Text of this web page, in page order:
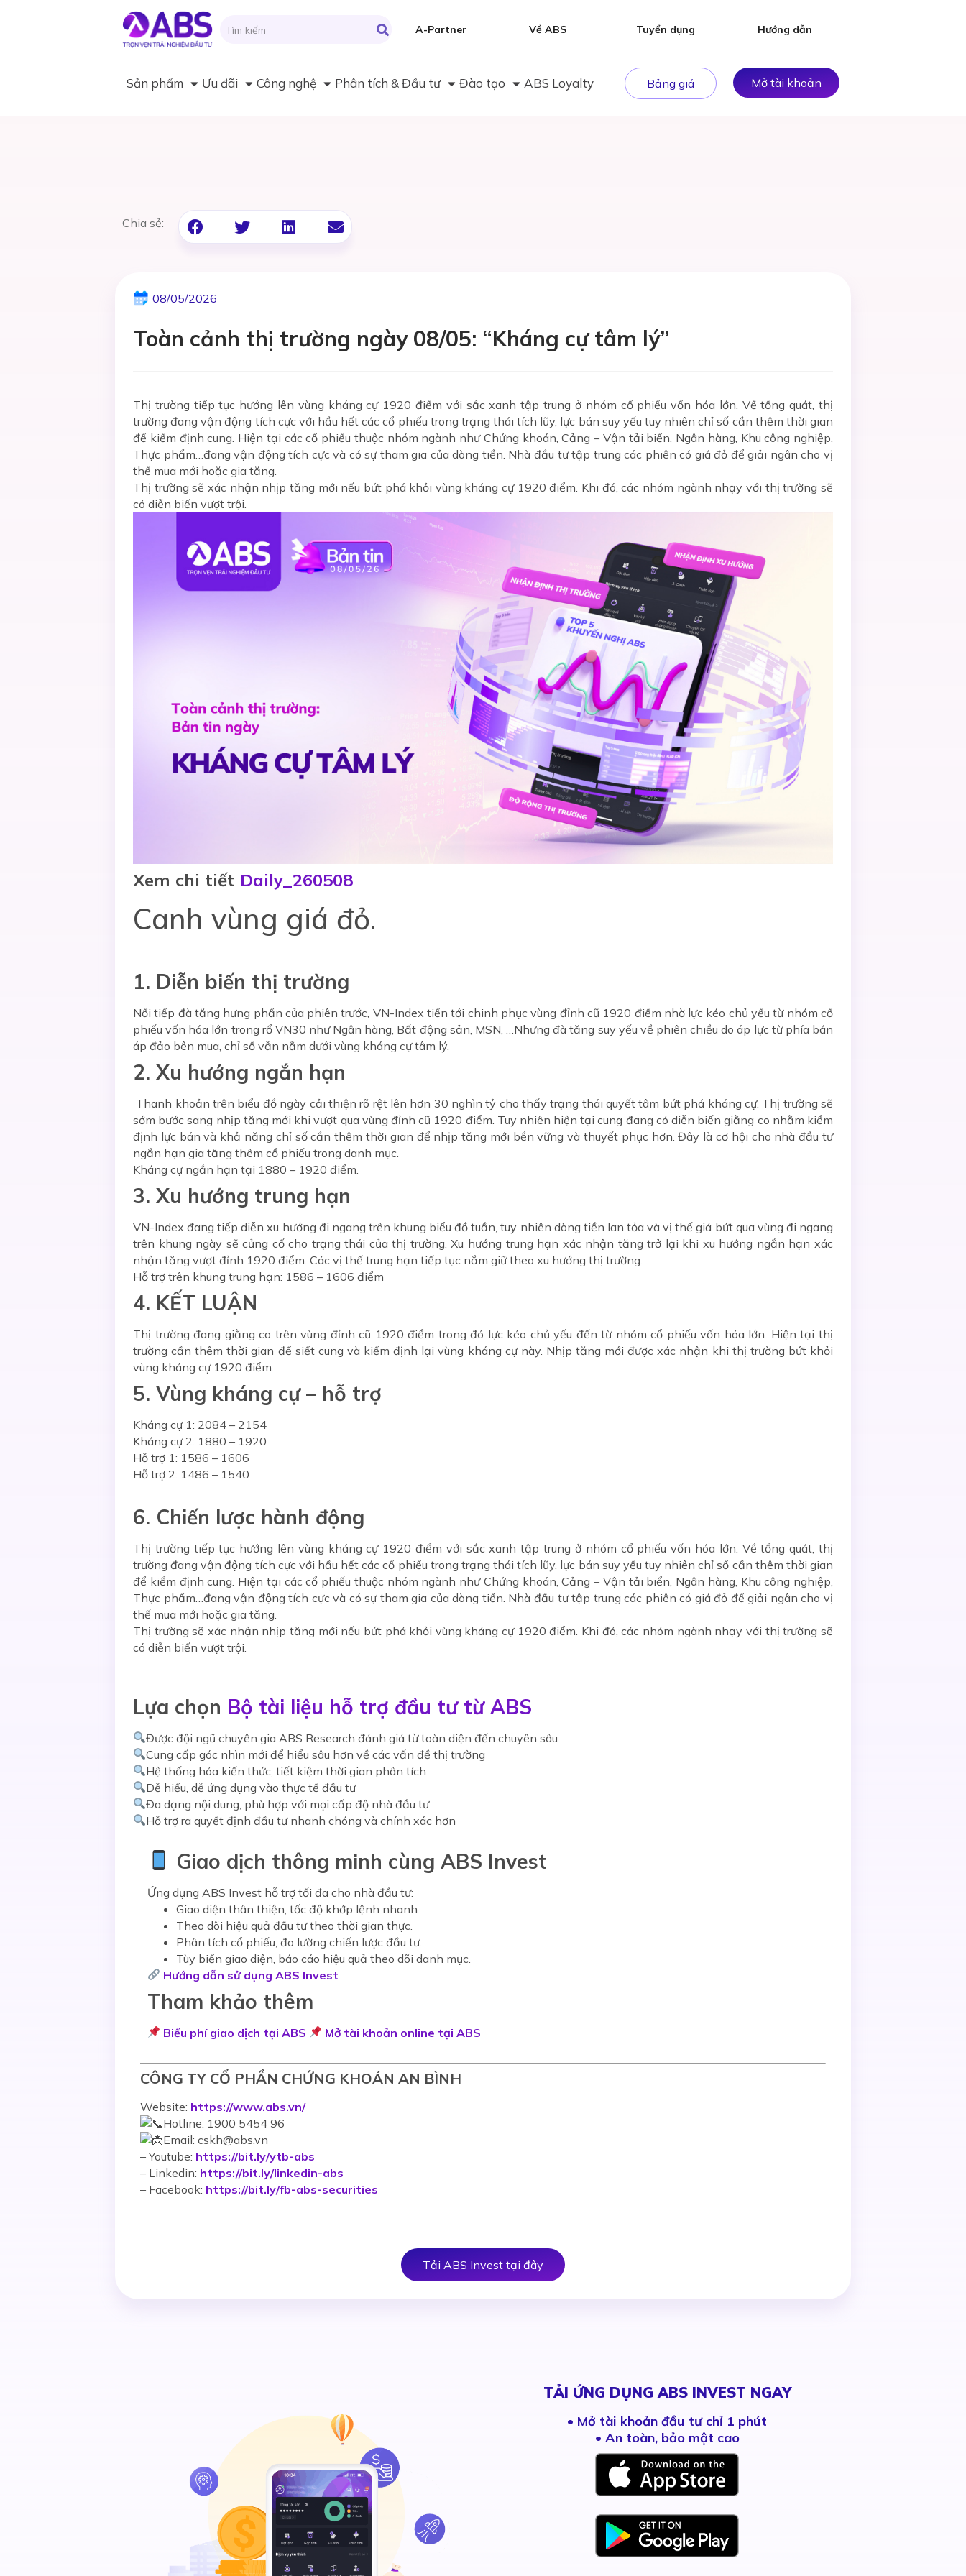
A-Partner Về ABS Tuyển dụng Hướng dẫn
Sản phẩm Ưu đãi Công nghệ Phân tích & Đầu tư Đào tạo ABS Loyalty Bảng giá Mở tài khoản
Chia sẻ:
08/05/2026
Toàn cảnh thị trường ngày 08/05: “Kháng cự tâm lý”
Thị trường tiếp tục hướng lên vùng kháng cự 1920 điểm với sắc xanh tập trung ở nhóm cổ phiếu vốn hóa lớn. Về tổng quát, thị
trường đang vận động tích cực với hầu hết các cổ phiếu trong trạng thái tích lũy, lực bán suy yếu tuy nhiên chỉ số cần thêm thời gian
để kiểm định cung. Hiện tại các cổ phiếu thuộc nhóm ngành như Chứng khoán, Cảng – Vận tải biển, Ngân hàng, Khu công nghiệp,
Thực phẩm…đang vận động tích cực và có sự tham gia của dòng tiền. Nhà đầu tư tập trung các phiên có giá đỏ để giải ngân cho vị
thế mua mới hoặc gia tăng.
Thị trường sẽ xác nhận nhịp tăng mới nếu bứt phá khỏi vùng kháng cự 1920 điểm. Khi đó, các nhóm ngành nhạy với thị trường sẽ
có diễn biến vượt trội.
Xem chi tiết Daily_260508
Canh vùng giá đỏ.
1. Diễn biến thị trường
Nối tiếp đà tăng hưng phấn của phiên trước, VN-Index tiến tới chinh phục vùng đỉnh cũ 1920 điểm nhờ lực kéo chủ yếu từ nhóm cổ
phiếu vốn hóa lớn trong rổ VN30 như Ngân hàng, Bất động sản, MSN, …Nhưng đà tăng suy yếu về phiên chiều do áp lực từ phía bán
áp đảo bên mua, chỉ số vẫn nằm dưới vùng kháng cự tâm lý.
2. Xu hướng ngắn hạn
Thanh khoản trên biểu đồ ngày cải thiện rõ rệt lên hơn 30 nghìn tỷ cho thấy trạng thái quyết tâm bứt phá kháng cự. Thị trường sẽ
sớm bước sang nhịp tăng mới khi vượt qua vùng đỉnh cũ 1920 điểm. Tuy nhiên hiện tại cung đang có diễn biến giằng co nhằm kiểm
định lực bán và khả năng chỉ số cần thêm thời gian để nhịp tăng mới bền vững và thuyết phục hơn. Đây là cơ hội cho nhà đầu tư
ngắn hạn gia tăng thêm cổ phiếu trong danh mục.
Kháng cự ngắn hạn tại 1880 – 1920 điểm.
3. Xu hướng trung hạn
VN-Index đang tiếp diễn xu hướng đi ngang trên khung biểu đồ tuần, tuy nhiên dòng tiền lan tỏa và vị thế giá bứt qua vùng đi ngang
trên khung ngày sẽ củng cố cho trạng thái của thị trường. Xu hướng trung hạn xác nhận tăng trở lại khi xu hướng ngắn hạn xác
nhận tăng vượt đỉnh 1920 điểm. Các vị thế trung hạn tiếp tục nắm giữ theo xu hướng thị trường.
Hỗ trợ trên khung trung hạn: 1586 – 1606 điểm
4. KẾT LUẬN
Thị trường đang giằng co trên vùng đỉnh cũ 1920 điểm trong đó lực kéo chủ yếu đến từ nhóm cổ phiếu vốn hóa lớn. Hiện tại thị
trường cần thêm thời gian để siết cung và kiểm định lại vùng kháng cự này. Nhịp tăng mới được xác nhận khi thị trường bứt khỏi
vùng kháng cự 1920 điểm.
5. Vùng kháng cự – hỗ trợ
Kháng cự 1: 2084 – 2154
Kháng cự 2: 1880 – 1920
Hỗ trợ 1: 1586 – 1606
Hỗ trợ 2: 1486 – 1540
6. Chiến lược hành động
Thị trường tiếp tục hướng lên vùng kháng cự 1920 điểm với sắc xanh tập trung ở nhóm cổ phiếu vốn hóa lớn. Về tổng quát, thị
trường đang vận động tích cực với hầu hết các cổ phiếu trong trạng thái tích lũy, lực bán suy yếu tuy nhiên chỉ số cần thêm thời gian
để kiểm định cung. Hiện tại các cổ phiếu thuộc nhóm ngành như Chứng khoán, Cảng – Vận tải biển, Ngân hàng, Khu công nghiệp,
Thực phẩm…đang vận động tích cực và có sự tham gia của dòng tiền. Nhà đầu tư tập trung các phiên có giá đỏ để giải ngân cho vị
thế mua mới hoặc gia tăng.
Thị trường sẽ xác nhận nhịp tăng mới nếu bứt phá khỏi vùng kháng cự 1920 điểm. Khi đó, các nhóm ngành nhạy với thị trường sẽ
có diễn biến vượt trội.
Lựa chọn Bộ tài liệu hỗ trợ đầu tư từ ABS
Được đội ngũ chuyên gia ABS Research đánh giá từ toàn diện đến chuyên sâu
Cung cấp góc nhìn mới để hiểu sâu hơn về các vấn đề thị trường
Hệ thống hóa kiến thức, tiết kiệm thời gian phân tích
Dễ hiểu, dễ ứng dụng vào thực tế đầu tư
Đa dạng nội dung, phù hợp với mọi cấp độ nhà đầu tư
Hỗ trợ ra quyết định đầu tư nhanh chóng và chính xác hơn
Giao dịch thông minh cùng ABS Invest
Ứng dụng ABS Invest hỗ trợ tối đa cho nhà đầu tư:
Giao diện thân thiện, tốc độ khớp lệnh nhanh.
Theo dõi hiệu quả đầu tư theo thời gian thực.
Phân tích cổ phiếu, đo lường chiến lược đầu tư.
Tùy biến giao diện, báo cáo hiệu quả theo dõi danh mục.
Hướng dẫn sử dụng ABS Invest
Tham khảo thêm
Biểu phí giao dịch tại ABS Mở tài khoản online tại ABS
CÔNG TY CỔ PHẦN CHỨNG KHOÁN AN BÌNH
Website: https://www.abs.vn/
Hotline: 1900 5454 96
Email: cskh@abs.vn
–Youtube: https://bit.ly/ytb-abs
– Linkedin: https://bit.ly/linkedin-abs
– Facebook: https://bit.ly/fb-abs-securities
Tải ABS Invest tại đây
TẢI ỨNG DỤNG ABS INVEST NGAY
• Mở tài khoản đầu tư chỉ 1 phút
• An toàn, bảo mật cao